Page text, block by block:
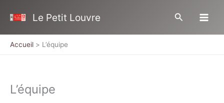
Le Petit Louvre Rechercher
Accueil L’équipe
L’équipe